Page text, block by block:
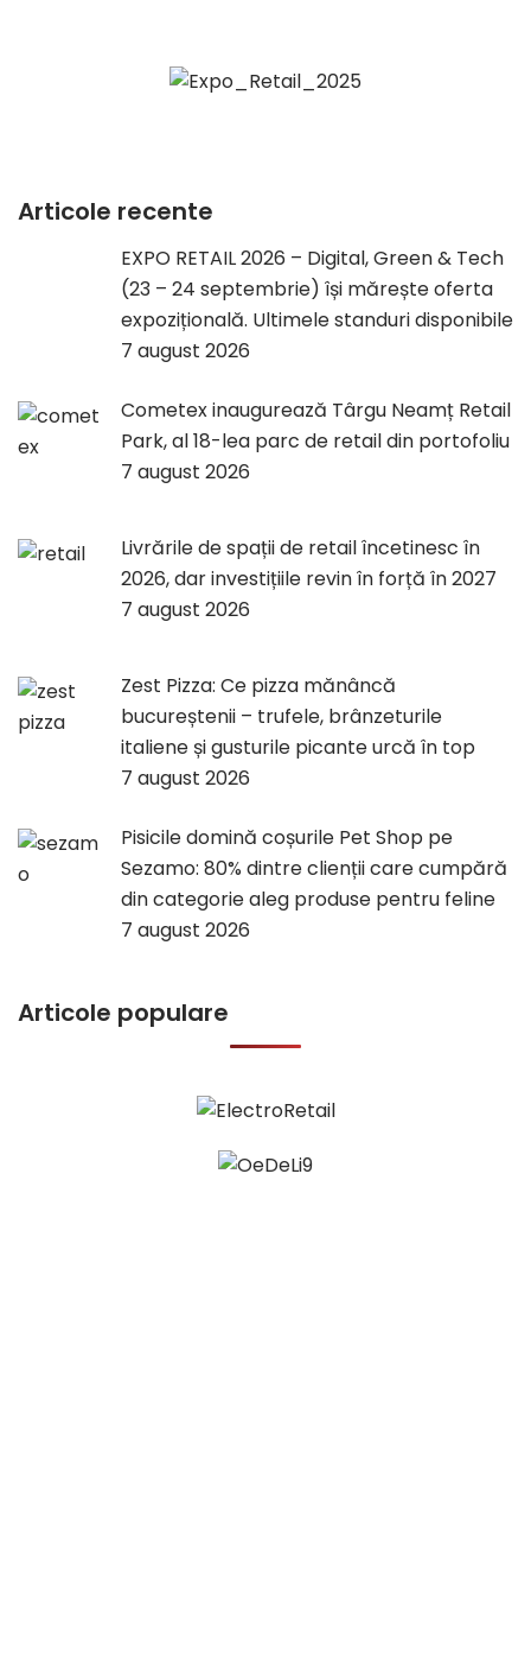
Articole recente
EXPO RETAIL 2026 – Digital, Green & Tech
(23 – 24 septembrie) își mărește oferta
expozițională. Ultimele standuri disponibile
7 august 2026
Cometex inaugurează Târgu Neamț Retail
Park, al 18-lea parc de retail din portofoliu
7 august 2026
Livrările de spații de retail încetinesc în
2026, dar investițiile revin în forță în 2027
7 august 2026
Zest Pizza: Ce pizza mănâncă
bucureștenii – trufele, brânzeturile
italiene și gusturile picante urcă în top
7 august 2026
Pisicile domină coșurile Pet Shop pe
Sezamo: 80% dintre clienții care cumpără
din categorie aleg produse pentru feline
7 august 2026
Articole populare